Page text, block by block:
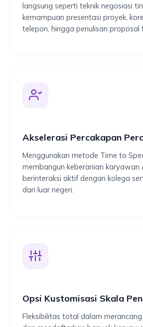
langsung seperti teknik negosiasi
kemampuan presentasi proyek,
telepon, hingga penulisan proposal
Akselerasi Percakapan
Menggunakan metode Time to
membangun keberanian karyawan
berinteraksi aktif dengan kolega
dari luar negeri.
Opsi Kustomisasi Skala
Fleksibilitas total dalam